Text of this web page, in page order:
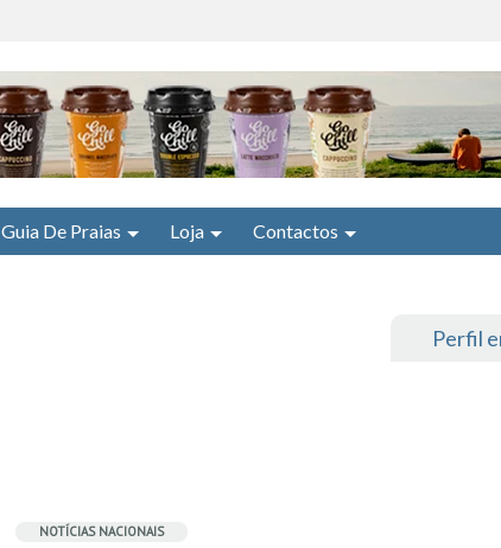
Guia De Praias Loja Contactos
NOTÍCIAS NACIONAIS
Perfil